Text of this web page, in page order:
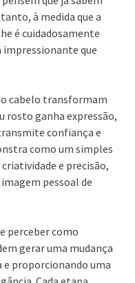
à medida que a
é cuidadosamente
que
cabelo transformam
rosto ganha expressão,
confiança e
como um simples
e precisão,
pessoal de
perceber como
gerar uma mudança
proporcionando uma